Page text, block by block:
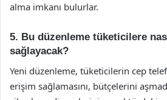
alma imkanı bulurlar.
5. Bu düzenleme tüketicilere
sağlayacak?
Yeni düzenleme, tüketicilerin cep
erişim sağlamasını, bütçelerini